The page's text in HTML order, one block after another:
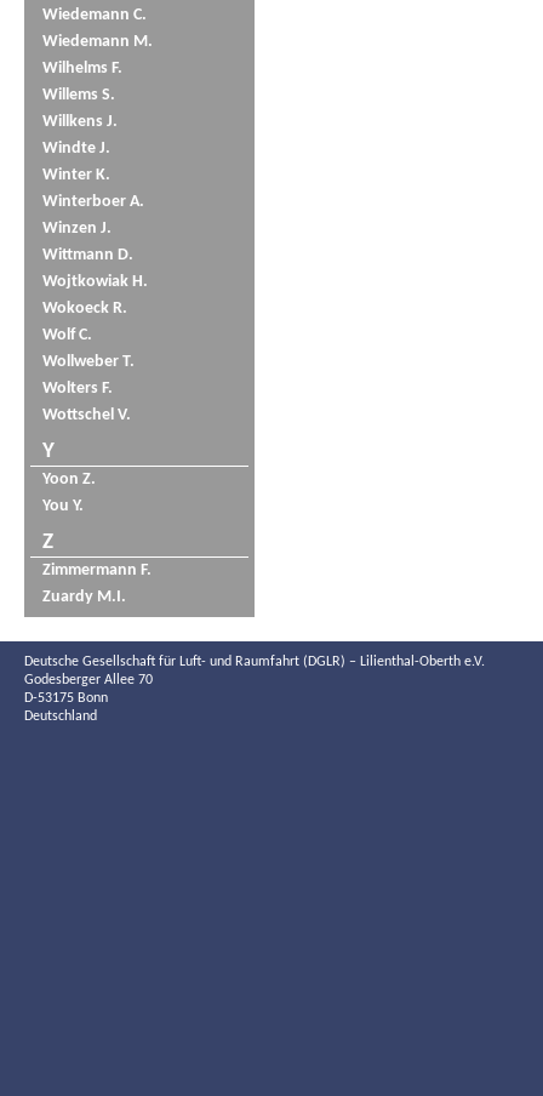
Wiedemann C.
Wiedemann M.
Wilhelms F.
Willems S.
Willkens J.
Windte J.
Winter K.
Winterboer A.
Winzen J.
Wittmann D.
Wojtkowiak H.
Wokoeck R.
Wolf C.
Wollweber T.
Wolters F.
Wottschel V.
Y
Yoon Z.
You Y.
Z
Zimmermann F.
Zuardy M.I.
Deutsche Gesellschaft für Luft- und Raumfahrt (DGLR) – Lilienthal-Oberth e.V.
Godesberger Allee 70
D-53175 Bonn
Deutschland